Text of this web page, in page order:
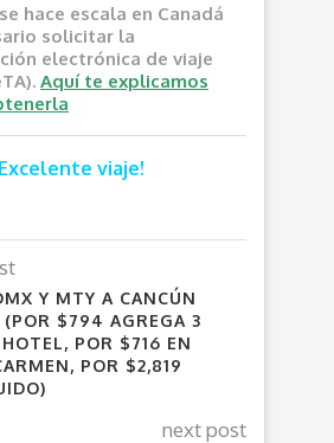
hace escala en Canadá
solicitar la
electrónica de viaje
Aquí te explicamos
viaje!
Y MTY A CANCÚN
(POR $794 AGREGA 3
POR $716 EN
POR $2,819
next post